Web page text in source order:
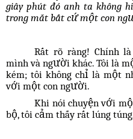
giây phút đó anh ta không
trong mắt bất cứ một con
SOREN
Rất rõ ràng! Chính
mình và người khác. Tôi là
kém; tôi không chỉ là một
với một con người.
Khi nói chuyện với
bộ, tôi cảm thấy rất lúng